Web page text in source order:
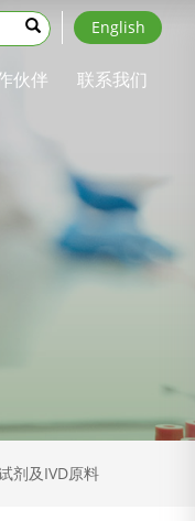
English
伙伴 联系我们
剂及IVD原料